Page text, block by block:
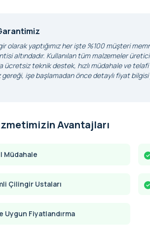
olarak yaptığımız her işte %100 müşteri
altındadır. Kullanılan tüm malzemeler
ücretsiz teknik destek, hızlı müdahale ve
gereği, işe başlamadan önce detaylı fiyat
Avantajları
Müdahale
Çilingir Ustaları
Uygun Fiyatlandırma